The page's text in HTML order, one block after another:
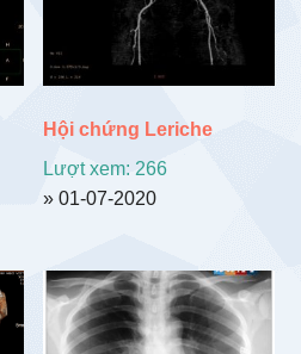
Hội chứng Leriche
Lượt xem: 266
» 01-07-2020